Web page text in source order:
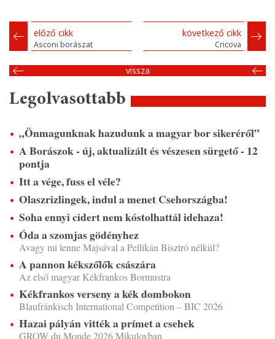
előző cikk
Asconi borászat
következő cikk
Cricova
vissza
Legolvasottabb
„Önmagunknak hazudunk a magyar bor sikeréről”
A Borászok - új, aktualizált és vészesen sürgető - 12
pontja
Itt a vége, fuss el véle?
Olaszrizlingek, indul a menet Csehországba!
Soha ennyi cidert nem kóstolhattál idehaza!
Óda a szomjas gödényhez
Avagy mi lenne Majsával a Pellikán Bisztró nélkül?
A pannon kékszőlők császára
Az első magyar Kékfrankos Bormustra
Kékfrankos verseny a kék dombokon
Blaufränkisch International Competition – BIC 2026
Hazai pályán vitték a prímet a csehek
GROW du Monde 2026 Mikulovban